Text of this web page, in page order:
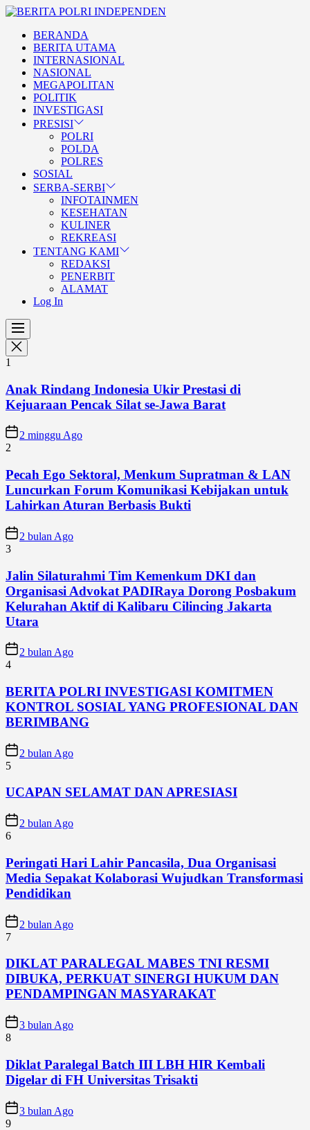
Skip
content
BERITA POLRI
INDEPENDEN
BERANDA
BERITA UTAMA
INTERNASIONAL
NASIONAL
MEGAPOLITAN
POLITIK
INVESTIGASI
PRESISI
POLRI
POLDA
POLRES
SOSIAL
SERBA-SERBI
INFOTAINMEN
KESEHATAN
KULINER
REKREASI
TENTANG KAMI
REDAKSI
PENERBIT
ALAMAT
Log In
1
Anak Rindang Indonesia Ukir Prestasi di
Kejuaraan Pencak Silat se-Jawa Barat
2 minggu Ago
2
Pecah Ego Sektoral, Menkum Supratman & LAN
Luncurkan Forum Komunikasi Kebijakan untuk
Lahirkan Aturan Berbasis Bukti
2 bulan Ago
3
Jalin Silaturahmi Tim Kemenkum DKI dan
Organisasi Advokat PADIRaya Dorong Posbakum
Kelurahan Aktif di Kalibaru Cilincing Jakarta
Utara
2 bulan Ago
4
BERITA POLRI INVESTIGASI KOMITMEN
KONTROL SOSIAL YANG PROFESIONAL DAN
BERIMBANG
2 bulan Ago
5
UCAPAN SELAMAT DAN APRESIASI
2 bulan Ago
6
Peringati Hari Lahir Pancasila, Dua Organisasi
Media Sepakat Kolaborasi Wujudkan Transformasi
Pendidikan
2 bulan Ago
7
DIKLAT PARALEGAL MABES TNI RESMI
DIBUKA, PERKUAT SINERGI HUKUM DAN
PENDAMPINGAN MASYARAKAT
3 bulan Ago
8
Diklat Paralegal Batch III LBH HIR Kembali
Digelar di FH Universitas Trisakti
3 bulan Ago
9